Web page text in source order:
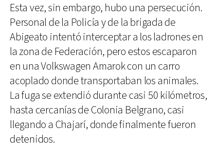
Esta vez, sin embargo, hubo una persecución.
Personal de la Policía y de la brigada de
Abigeato intentó interceptar a los ladrones en
la zona de Federación, pero estos escaparon
en una Volkswagen Amarok con un carro
acoplado donde transportaban los animales.
La fuga se extendió durante casi 50 kilómetros,
hasta cercanías de Colonia Belgrano, casi
llegando a Chajarí, donde finalmente fueron
detenidos.